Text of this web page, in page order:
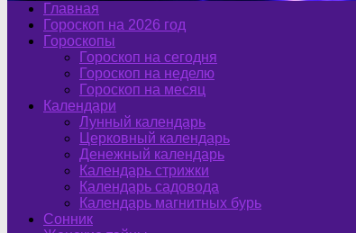
Главная
Гороскоп на 2026 год
Гороскопы
Гороскоп на сегодня
Гороскоп на неделю
Гороскоп на месяц
Календари
Лунный календарь
Церковный календарь
Денежный календарь
Календарь стрижки
Календарь садовода
Календарь магнитных бурь
Сонник